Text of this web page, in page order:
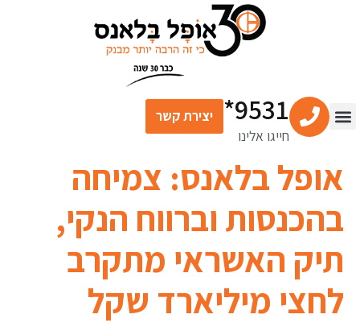
9531*
חייגו אלינו
יצירת קשר
אופל בלאנס: צמיחה
בהכנסות וברווח הנקי,
תיק האשראי מתקרב
לחצי מיליארד שקל